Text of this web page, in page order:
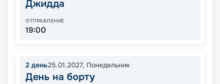
Джидда
ОТПРАВЛЕНИЕ
19:00
2 день25.01.2027, Понедельник
День на борту